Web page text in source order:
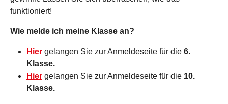
funktioniert!
Wie melde ich meine Klasse an?
Hier gelangen Sie zur Anmeldeseite für die 6.
Klasse.
Hier gelangen Sie zur Anmeldeseite für die 10.
Klasse.